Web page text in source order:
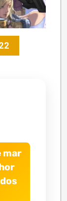
mar